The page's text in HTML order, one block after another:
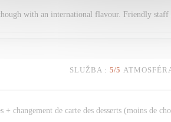
with an international flavour. Friendly staff
SLUŽBA : 5/5
+ changement de carte des desserts (moins de